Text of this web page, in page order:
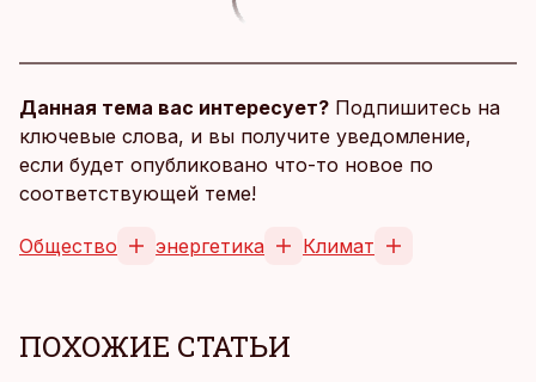
Данная тема вас интересует? Подпишитесь на
ключевые слова, и вы получите уведомление,
если будет опубликовано что-то новое по
соответствующей теме!
Общество энергетика Климат
ПОХОЖИЕ СТАТЬИ